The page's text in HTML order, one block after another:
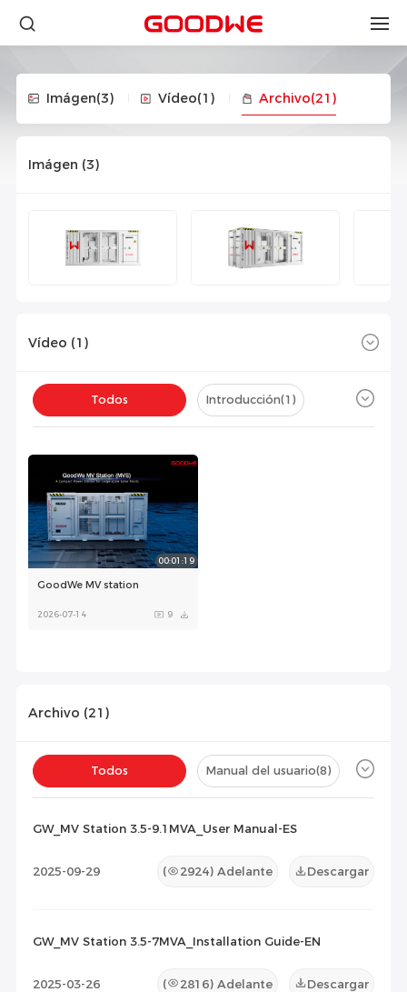
Imágen(3) Vídeo(1) Archivo(21)
Imágen (3)
Vídeo (1 )
Todos Introducción(1 )
00:01:19
GoodWe MV station
2026-07-14 9
Archivo (21 )
Todos Manual del usuario(8)
GW_MV Station 3.5-9.1MVA_User Manual-ES
2025-09-29 ( 2924) Adelante Descargar
GW_MV Station 3.5-7MVA_Installation Guide-EN
2025-03-26 ( 2816) Adelante Descargar